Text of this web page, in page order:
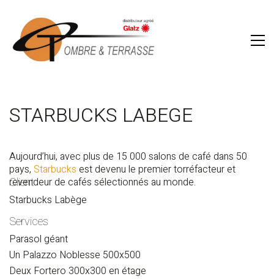
STARBUCKS LABEGE
Aujourd’hui, avec plus de 15 000 salons de café dans 50
pays, Starbucks est devenu le premier torréfacteur et
revendeur de cafés sélectionnés au monde.
Client
Starbucks Labège
Services
Parasol géant
Un Palazzo Noblesse 500x500
Deux Fortero 300x300 en étage